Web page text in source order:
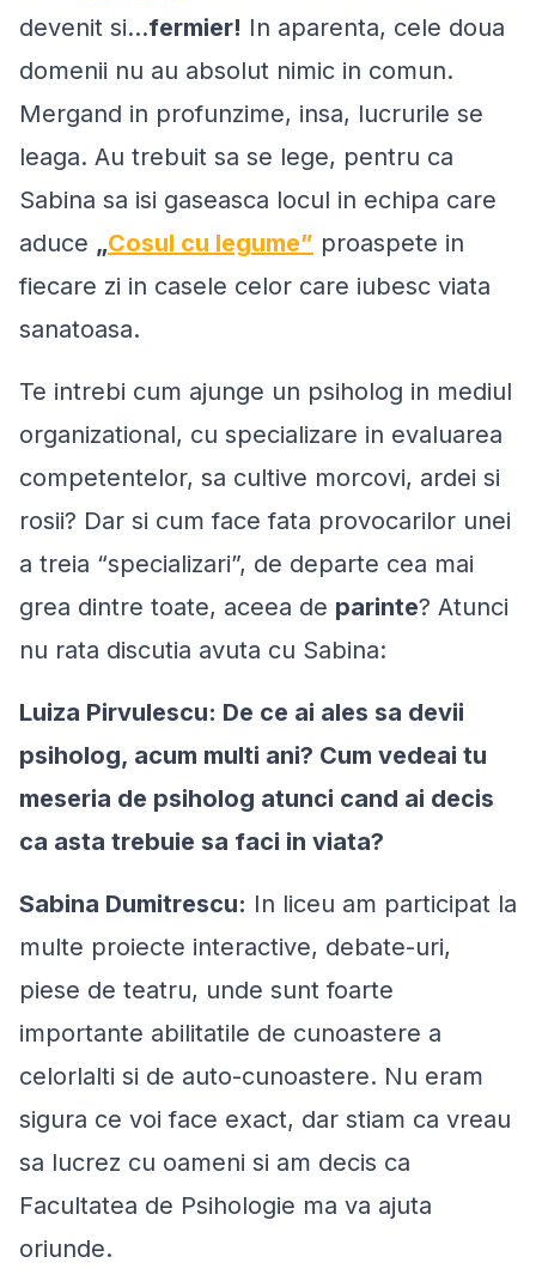
devenit si...fermier! In aparenta, cele doua
domenii nu au absolut nimic in comun.
Mergand in profunzime, insa, lucrurile se
leaga. Au trebuit sa se lege, pentru ca
Sabina sa isi gaseasca locul in echipa care
aduce „Cosul cu legume” proaspete in
fiecare zi in casele celor care iubesc viata
sanatoasa.
Te intrebi cum ajunge un psiholog in mediul
organizational, cu specializare in evaluarea
competentelor, sa cultive morcovi, ardei si
rosii? Dar si cum face fata provocarilor unei
a treia “specializari”, de departe cea mai
grea dintre toate, aceea de parinte? Atunci
nu rata discutia avuta cu Sabina:
Luiza Pirvulescu: De ce ai ales sa devii
psiholog, acum multi ani? Cum vedeai tu
meseria de psiholog atunci cand ai decis
ca asta trebuie sa faci in viata?
Sabina Dumitrescu: In liceu am participat la
multe proiecte interactive, debate-uri,
piese de teatru, unde sunt foarte
importante abilitatile de cunoastere a
celorlalti si de auto-cunoastere. Nu eram
sigura ce voi face exact, dar stiam ca vreau
sa lucrez cu oameni si am decis ca
Facultatea de Psihologie ma va ajuta
oriunde.